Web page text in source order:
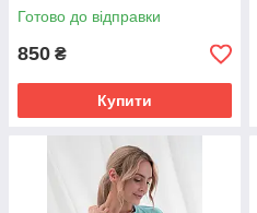
Готово до відправки
850 ₴
Купити